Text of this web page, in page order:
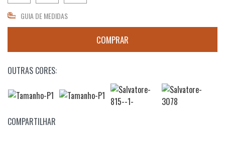
GUIA DE MEDIDAS
OUTRAS CORES:
COMPARTILHAR